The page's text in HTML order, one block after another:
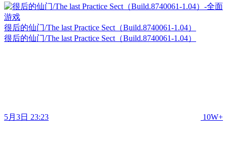
很后的仙门/The last Practice Sect（Build.8740061-1.04）
很后的仙门/The last Practice Sect（Build.8740061-1.04）
5月3日 23:23 10W+